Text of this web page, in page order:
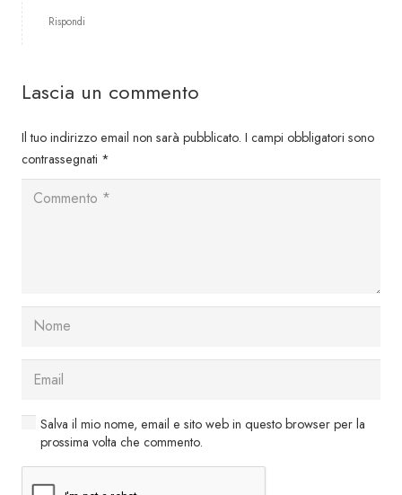
Rispondi
Lascia un commento
Il tuo indirizzo email non sarà pubblicato. I campi obbligatori sono
contrassegnati *
Salva il mio nome, email e sito web in questo browser per la
prossima volta che commento.